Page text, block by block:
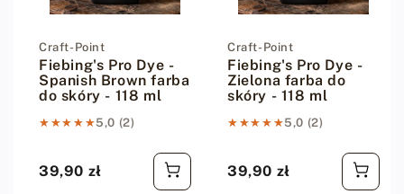
Dostawca:
Craft-Point
Fiebing's Pro Dye -
Spanish Brown farba
do skóry - 118 ml
★★★★★
★★★★★5,0 (2)
Cena regularna
39,90 zł
Dostawca:
Craft-Point
Fiebing's Pro Dye -
Zielona farba do
skóry - 118 ml
★★★★★
★★★★★5,0 (2)
Cena regularna
39,90 zł